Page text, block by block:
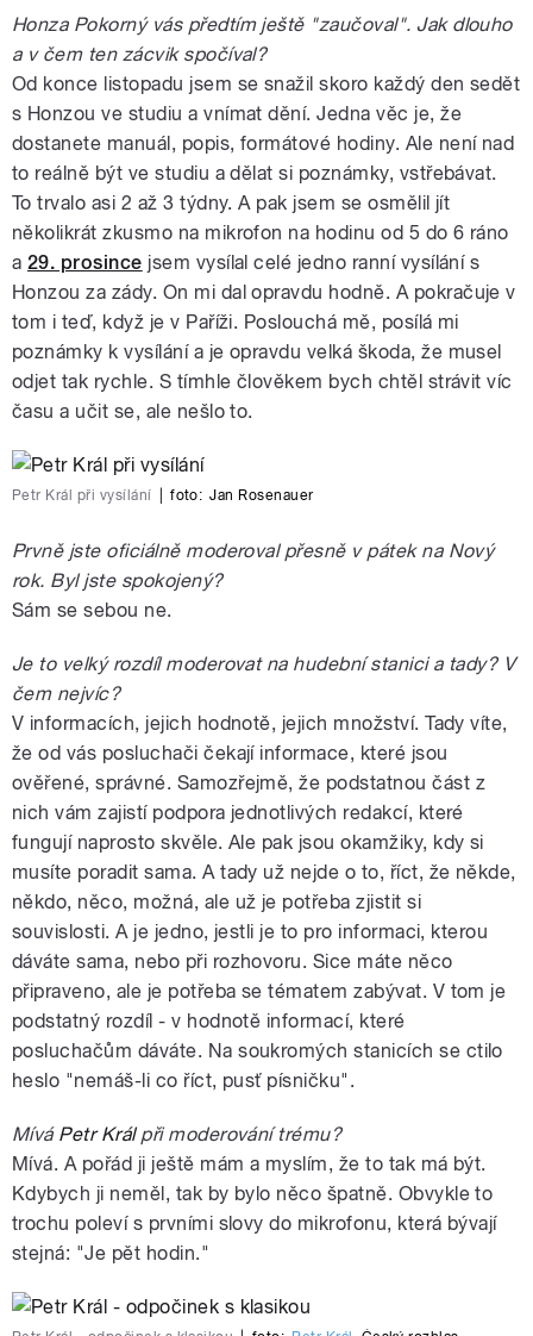
Honza Pokorný vás předtím ještě "zaučoval". Jak dlouho
a v čem ten zácvik spočíval?
Od konce listopadu jsem se snažil skoro každý den sedět
s Honzou ve studiu a vnímat dění. Jedna věc je, že
dostanete manuál, popis, formátové hodiny. Ale není nad
to reálně být ve studiu a dělat si poznámky, vstřebávat.
To trvalo asi 2 až 3 týdny. A pak jsem se osmělil jít
několikrát zkusmo na mikrofon na hodinu od 5 do 6 ráno
a 29. prosince jsem vysílal celé jedno ranní vysílání s
Honzou za zády. On mi dal opravdu hodně. A pokračuje v
tom i teď, když je v Paříži. Poslouchá mě, posílá mi
poznámky k vysílání a je opravdu velká škoda, že musel
odjet tak rychle. S tímhle člověkem bych chtěl strávit víc
času a učit se, ale nešlo to.
Petr Král při vysílání foto: Jan Rosenauer
Prvně jste oficiálně moderoval přesně v pátek na Nový
rok. Byl jste spokojený?
Sám se sebou ne.
Je to velký rozdíl moderovat na hudební stanici a tady? V
čem nejvíc?
V informacích, jejich hodnotě, jejich množství. Tady víte,
že od vás posluchači čekají informace, které jsou
ověřené, správné. Samozřejmě, že podstatnou část z
nich vám zajistí podpora jednotlivých redakcí, které
fungují naprosto skvěle. Ale pak jsou okamžiky, kdy si
musíte poradit sama. A tady už nejde o to, říct, že někde,
někdo, něco, možná, ale už je potřeba zjistit si
souvislosti. A je jedno, jestli je to pro informaci, kterou
dáváte sama, nebo při rozhovoru. Sice máte něco
připraveno, ale je potřeba se tématem zabývat. V tom je
podstatný rozdíl - v hodnotě informací, které
posluchačům dáváte. Na soukromých stanicích se ctilo
heslo "nemáš-li co říct, pusť písničku".
Mívá Petr Králpři moderování trému?
Mívá. A pořád ji ještě mám a myslím, že to tak má být.
Kdybych ji neměl, tak by bylo něco špatně. Obvykle to
trochu poleví s prvními slovy do mikrofonu, která bývají
stejná: "Je pět hodin."